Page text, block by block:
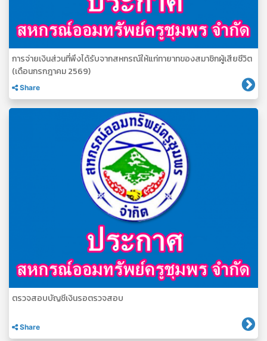
การจ่ายเงินส่วนที่พึงได้รับจากสหกรณ์ให้แก่ทายาทของสมาชิกผู้เสียชีวิต
(เดือนกรกฎาคม 2569)
Share
ตรวจสอบบัญชีเงินรอตรวจสอบ
Share